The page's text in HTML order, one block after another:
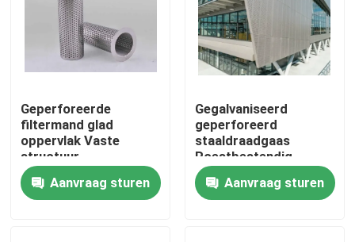
Huis
Producten
Geperforeerde
filtermand glad
oppervlak Vaste
structuur
Aanvraag sturen
Gegalvaniseerd
geperforeerd
staaldraadgaas
Roestbestendig
Duurzaam Materiaal
Perfect voor
Ventilatieschermen en
Aanvraag sturen